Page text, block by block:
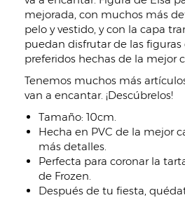
mejorada, con muchos más
pelo y vestido, y con la capa
puedan disfrutar de las figuras
preferidos hechas de la mejor
Tenemos muchos más
van a encantar. ¡Descúbrelos!
Tamaño: 10cm.
Hecha en PVC de la mejor
más detalles.
Perfecta para coronar la
de Frozen.
Después de tu fiesta,